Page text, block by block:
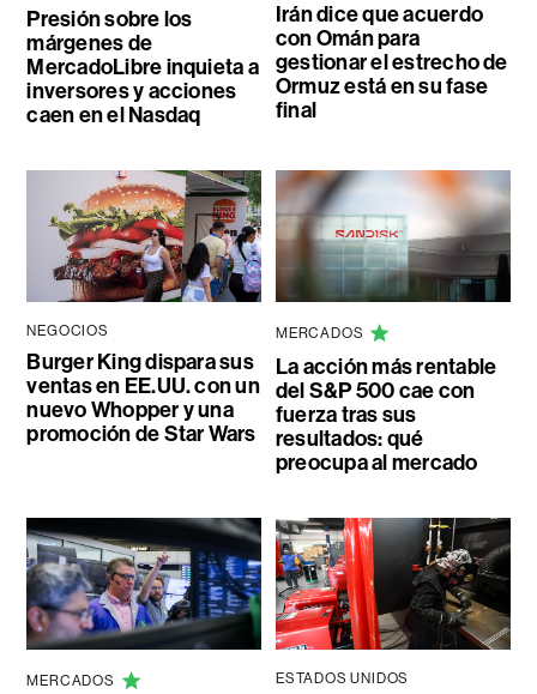
Presión sobre los
márgenes de
MercadoLibre inquieta a
inversores y acciones
caen en el Nasdaq
Irán dice que acuerdo
con Omán para
gestionar el estrecho de
Ormuz está en su fase
final
NEGOCIOS
Burger King dispara sus
ventas en EE.UU. con un
nuevo Whopper y una
promoción de Star Wars
MERCADOS
La acción más rentable
del S&P 500 cae con
fuerza tras sus
resultados: qué
preocupa al mercado
MERCADOS ESTADOS UNIDOS